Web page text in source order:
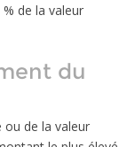
de la valeur
du
ou de la valeur